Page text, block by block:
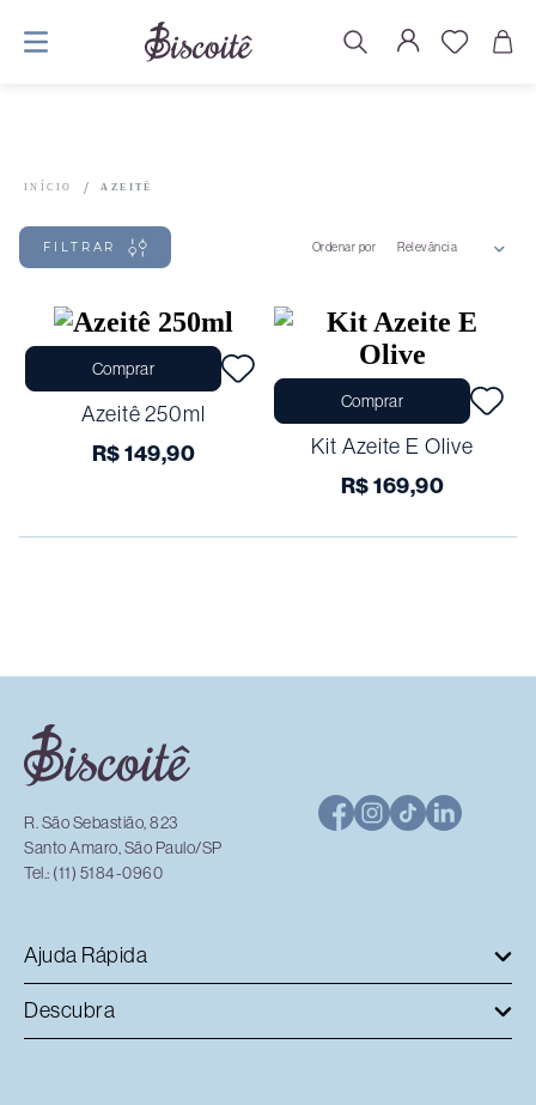
AZEITÊ
FILTRAR Ordenar por Relevância
Comprar
Azeitê 250ml
R$149,90
Comprar
Kit Azeite E Olive
R$169,90
R. São Sebastião, 823
Santo Amaro, São Paulo/SP
Tel.: (11) 5184-0960
Ajuda Rápida
Descubra